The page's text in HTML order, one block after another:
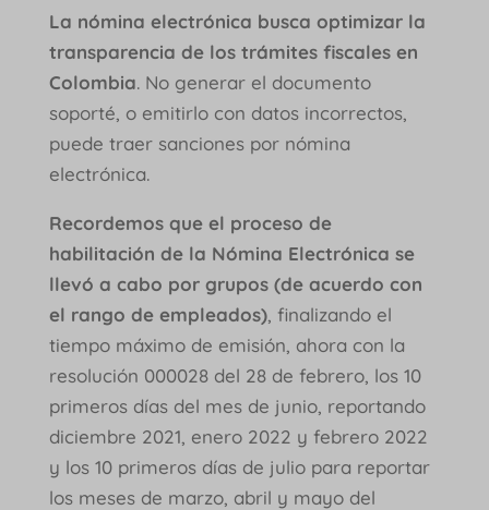
La nómina electrónica busca optimizar la
transparencia de los trámites fiscales en
Colombia. No generar el documento
soporté, o emitirlo con datos incorrectos,
puede traer sanciones por nómina
electrónica.
Recordemos que el proceso de
habilitación de la Nómina Electrónica se
llevó a cabo por grupos (de acuerdo con
el rango de empleados), finalizando el
tiempo máximo de emisión, ahora con la
resolución 000028 del 28 de febrero, los 10
primeros días del mes de junio, reportando
diciembre 2021, enero 2022 y febrero 2022
y los 10 primeros días de julio para reportar
los meses de marzo, abril y mayo del